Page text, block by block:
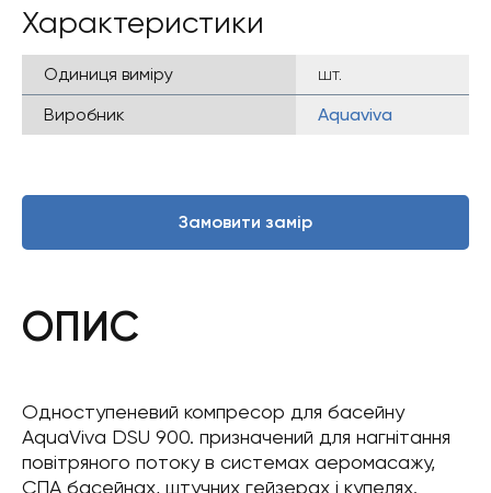
Характеристики
Одиниця виміру
шт.
Виробник
Aquaviva
Замовити замір
ОПИС
Одноступеневий компресор для басейну
AquaViva DSU 900. призначений для нагнітання
повітряного потоку в системах аеромасажу,
СПА басейнах, штучних гейзерах і купелях.